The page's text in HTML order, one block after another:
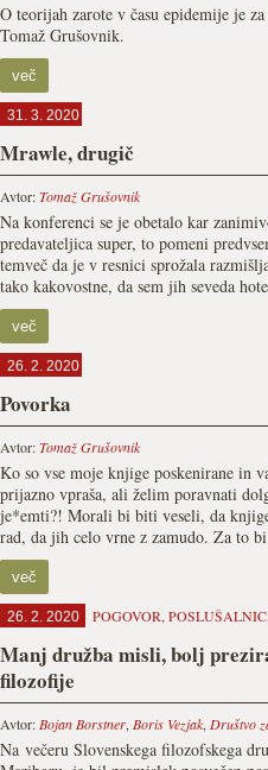
O teorijah zarote v času epidemije je
Tomaž Grušovnik.
več
31. 3. 2020
Mrawle, drugič
Avtor:Tomaž Grušovnik
Na konferenci se je obetalo kar
predavateljica super, to pomeni
temveč da je v resnici sprožala
tako kakovostne, da sem jih seveda
več
26. 2. 2020
Povorka
Avtor:Tomaž Grušovnik
Ko so vse moje knjige poskenirane in
prijazno vpraša, ali želim poravnati
je*emti?! Morali bi biti veseli, da
rad, da jih celo vrne z zamudo. Za to
več
26. 2. 2020 POGOVOR,
Manj družba misli, bolj
filozofije
Avtor: Bojan Borstner, Boris Vezjak, Društvo
Na večeru Slovenskega filozofskega